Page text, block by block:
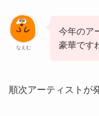
なえむ
今年のア
豪華です
順次アーティストが